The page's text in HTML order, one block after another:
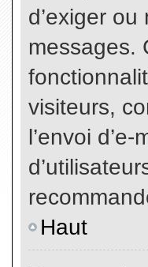
d’exiger
messages.
visiteurs,
l’envoi
Haut